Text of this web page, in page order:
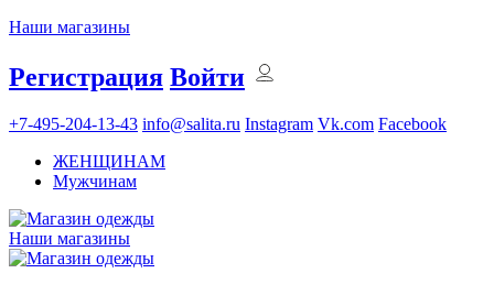
Наши магазины
Регистрация Войти
+7-495-204-13-43 info@salita.ru Instagram Vk.com Facebook
ЖЕНЩИНАМ
Мужчинам
Наши магазины